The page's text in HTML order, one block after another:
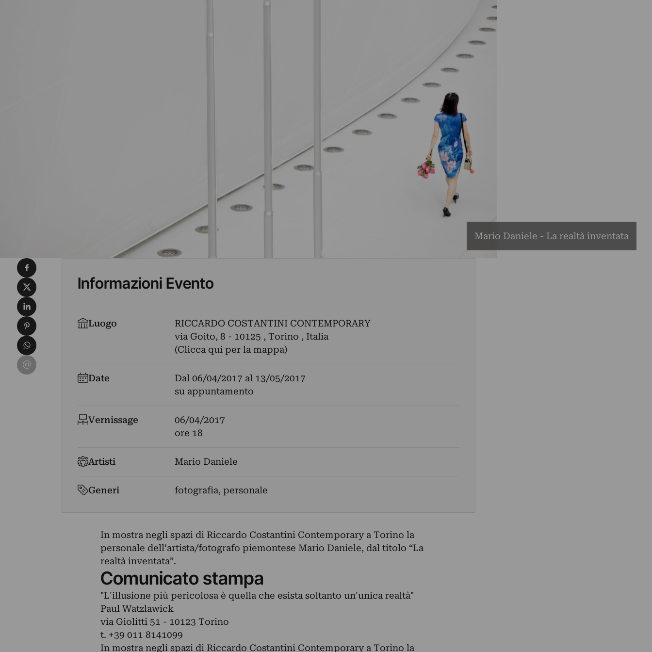
Mario Daniele - La realtà inventata
Informazioni Evento
Luogo
RICCARDO COSTANTINI CONTEMPORARY
via Goito, 8 - 10125 , Torino , Italia
(Clicca qui per la mappa)
Date Dal 06/04/2017 al 13/05/2017
su appuntamento
Vernissage
06/04/2017
ore 18
Artisti Mario Daniele
Generi fotografia, personale
In mostra negli spazi di Riccardo Costantini Contemporary a Torino la
personale dell’artista/fotografo piemontese Mario Daniele, dal titolo “La
realtà inventata”.
Comunicato stampa
"L'illusione più pericolosa è quella che esista soltanto un'unica realtà"
Paul Watzlawick
via Giolitti 51 - 10123 Torino
t. +39 011 8141099
In mostra negli spazi di Riccardo Costantini Contemporary a Torino la
Condividi su Facebook
Condividi su X
Condividi su LinkedIn
Condividi su Pinterest
Condividi su WhatsApp
Condividi su Email